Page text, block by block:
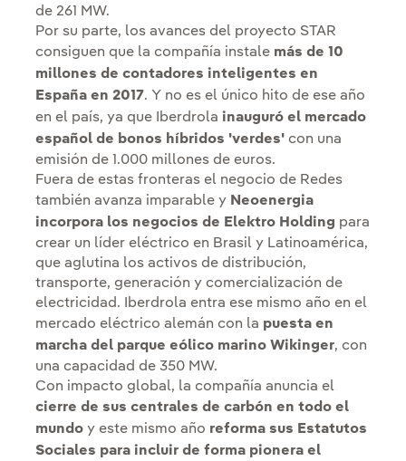
de 261 MW.
Por su parte, los avances del proyecto STAR
consiguen que la compañía instale más de 10
millones de contadores inteligentes en
España en 2017. Y no es el único hito de ese año
en el país, ya que Iberdrola inauguró el mercado
español de bonos híbridos 'verdes' con una
emisión de 1.000 millones de euros.
Fuera de estas fronteras el negocio de Redes
también avanza imparable y Neoenergia
incorpora los negocios de Elektro Holding para
crear un líder eléctrico en Brasil y Latinoamérica,
que aglutina los activos de distribución,
transporte, generación y comercialización de
electricidad. Iberdrola entra ese mismo año en el
mercado eléctrico alemán con la puesta en
marcha del parque eólico marino Wikinger, con
una capacidad de 350 MW.
Con impacto global, la compañía anuncia el
cierre de sus centrales de carbón en todo el
mundo y este mismo año reforma sus Estatutos
Sociales para incluir de forma pionera el